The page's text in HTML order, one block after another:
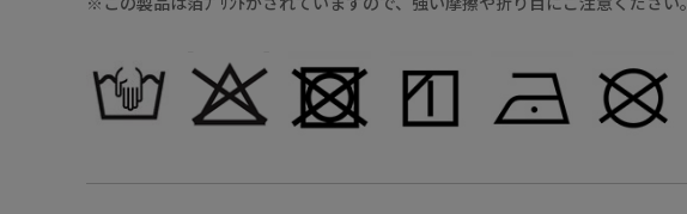
09（ﾌﾞﾗｯｸ）